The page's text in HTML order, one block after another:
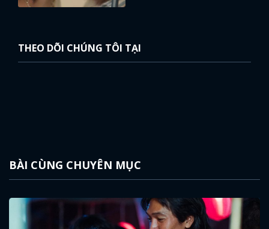
THEO DÕI CHÚNG TÔI TẠI
BÀI CÙNG CHUYÊN MỤC